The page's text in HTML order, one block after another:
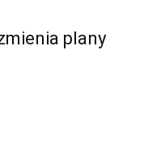
plany